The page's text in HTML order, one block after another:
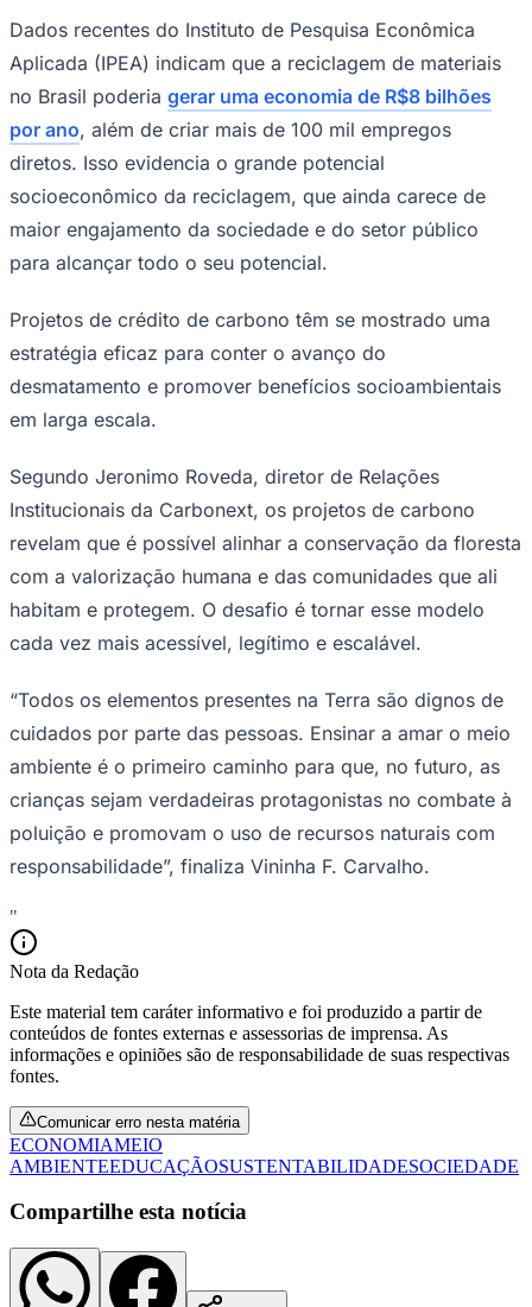
Corinthians
Palmeiras
Dados recentes do Instituto de Pesquisa Econômica
Aplicada (IPEA) indicam que a reciclagem de materiais
no Brasil poderia gerar uma economia de R$8 bilhões
por ano, além de criar mais de 100 mil empregos
diretos. Isso evidencia o grande potencial
socioeconômico da reciclagem, que ainda carece de
maior engajamento da sociedade e do setor público
para alcançar todo o seu potencial.
Projetos de crédito de carbono têm se mostrado uma
estratégia eficaz para conter o avanço do
desmatamento e promover benefícios socioambientais
em larga escala.
Segundo Jeronimo Roveda, diretor de Relações
Institucionais da Carbonext, os projetos de carbono
revelam que é possível alinhar a conservação da floresta
com a valorização humana e das comunidades que ali
habitam e protegem. O desafio é tornar esse modelo
cada vez mais acessível, legítimo e escalável.
“Todos os elementos presentes na Terra são dignos de
cuidados por parte das pessoas. Ensinar a amar o meio
ambiente é o primeiro caminho para que, no futuro, as
crianças sejam verdadeiras protagonistas no combate à
poluição e promovam o uso de recursos naturais com
responsabilidade”, finaliza Vininha F. Carvalho.
"
Nota da Redação
Este material tem caráter informativo e foi produzido a partir de
conteúdos de fontes externas e assessorias de imprensa. As
informações e opiniões são de responsabilidade de suas respectivas
fontes.
Comunicar erro nesta matéria
ECONOMIAMEIO
AMBIENTEEDUCAÇÃOSUSTENTABILIDADESOCIEDADE
Compartilhe esta notícia